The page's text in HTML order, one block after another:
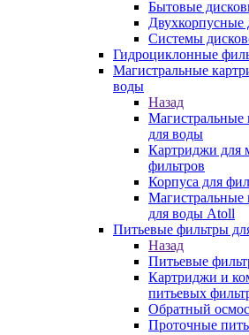
Бытовые
Двухкорпусные
Системы
Гидроциклонные
Магистральные
воды
Назад
Магистральные
для воды
Картриджи для
фильтров
Корпуса для
Магистральные
для воды Atoll
Питьевые фильтры
Назад
Питьевые
Картриджи и
питьевых
Обратный осмос
Проточные